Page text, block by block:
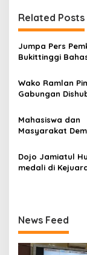
a
s
i
p
o
s
Related Posts
Jumpa Pers
Bukittinggi
Kampus UFDK
Wako Ramlan
Gabungan
Persiapan
Pelajar
Mahasiswa dan
Masyarakat
PP, GMNI
Kecewa Wali
DPRD Tak Hadir
Dojo Jamiatul
medali di
News Feed